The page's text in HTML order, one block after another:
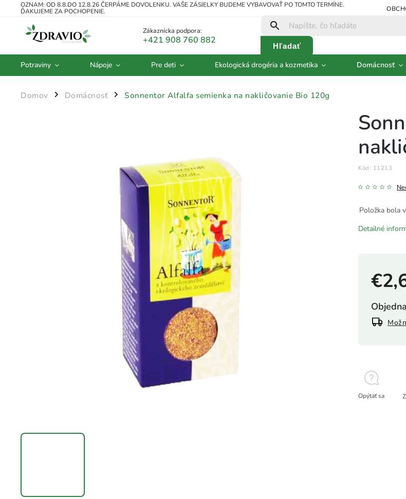
OZNAM: OD 8.8.DO 12.8.26 ČERPÁME DOVOLENKU. VAŠE ZÁSIELKY BUDEME VYBAVOVAŤ PO TOMTO TERMÍNE.
ĎAKUJEME ZA POCHOPENIE.
Zákaznícka podpora:
+421 908 760 882
Hľadať
Potraviny Nápoje Pre deti Ekologická drogéria a kozmetika Domácnosť
Domov / Domácnosť / Sonnentor Alfalfa semienka na nakličovanie Bio 120g
Kód: 11213
Položka bola
Detailné
Opýtať sa